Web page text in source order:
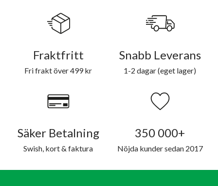
Fraktfritt
Fri frakt över 499 kr
Snabb Leverans
1-2 dagar (eget lager)
Säker Betalning
Swish, kort & faktura
350 000+
Nöjda kunder sedan 2017